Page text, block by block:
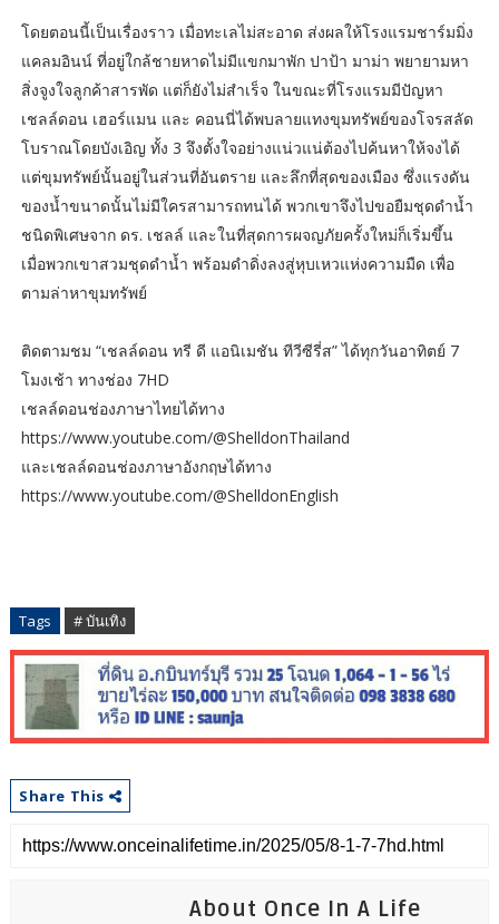
โดยตอนนี้เป็นเรื่องราว เมื่อทะเลไม่สะอาด ส่งผลให้โรงแรมชาร์มมิ่ง
แคลมอินน์ ที่อยู่ใกล้ชายหาดไม่มีแขกมาพัก ปาป้า มาม่า พยายามหา
สิ่งจูงใจลูกค้าสารพัด แต่ก็ยังไม่สำเร็จ ในขณะที่โรงแรมมีปัญหา
เชลล์ดอน เฮอร์แมน และ คอนนี่ได้พบลายแทงขุมทรัพย์ของโจรสลัด
โบราณโดยบังเอิญ ทั้ง 3 จึงตั้งใจอย่างแน่วแน่ต้องไปค้นหาให้จงได้
แต่ขุมทรัพย์นั้นอยู่ในส่วนที่อันตราย และลึกที่สุดของเมือง ซึ่งแรงดัน
ของน้ำขนาดนั้นไม่มีใครสามารถทนได้ พวกเขาจึงไปขอยืมชุดดำน้ำ
ชนิดพิเศษจาก ดร. เชลล์ และในที่สุดการผจญภัยครั้งใหม่ก็เริ่มขึ้น
เมื่อพวกเขาสวมชุดดำน้ำ พร้อมดำดิ่งลงสู่หุบเหวแห่งความมืด เพื่อ
ตามล่าหาขุมทรัพย์
ติดตามชม “เชลล์ดอน ทรี ดี แอนิเมชัน ทีวีซีรี่ส” ได้ทุกวันอาทิตย์ 7
โมงเช้า ทางช่อง 7HD
เชลล์ดอนช่องภาษาไทยได้ทาง
https://www.youtube.com/@ShelldonThailand
และเชลล์ดอนช่องภาษาอังกฤษได้ทาง
https://www.youtube.com/@ShelldonEnglish
Tags # บันเทิง
Share This
About Once In A Life